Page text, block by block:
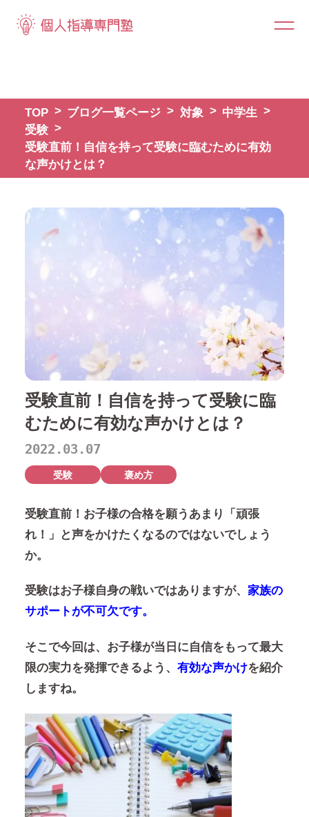
TOP ブログ一覧ページ 対象
中学生
受験
受験直前！自信を持って受験に臨むために有効
な声かけとは？
受験直前！自信を持って受験に臨
むために有効な声かけとは？
2022.03.07
受験 褒め方
受験直前！お子様の合格を願うあまり「頑張
れ！」と声をかけたくなるのではないでしょう
か。
受験はお子様自身の戦いではありますが、 家族の
サポートが不可欠です。
そこで今回は、お子様が当日に自信をもって最大
限の実力を発揮できるよう、 有効な声かけを紹介
しますね。